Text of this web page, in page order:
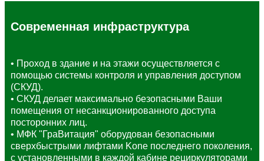
Современная инфраструктура
• Проход в здание и на этажи осуществляется с
помощью системы контроля и управления доступом
(СКУД).
• СКУД делает максимально безопасными Ваши
помещения от несанкционированного доступа
посторонних лиц.
• МФК "ГраВитация" оборудован безопасными
сверхбыстрыми лифтами Kone последнего поколения,
с установленными в каждой кабине рециркуляторами